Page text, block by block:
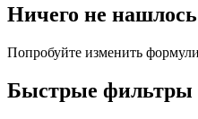
Ничего не нашлось
Попробуйте изменить
Быстрые фильтры